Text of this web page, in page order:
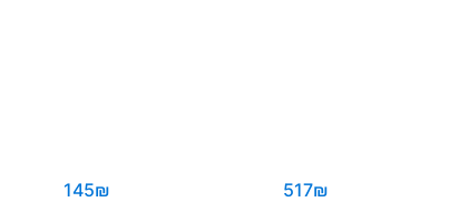
517₪
145₪